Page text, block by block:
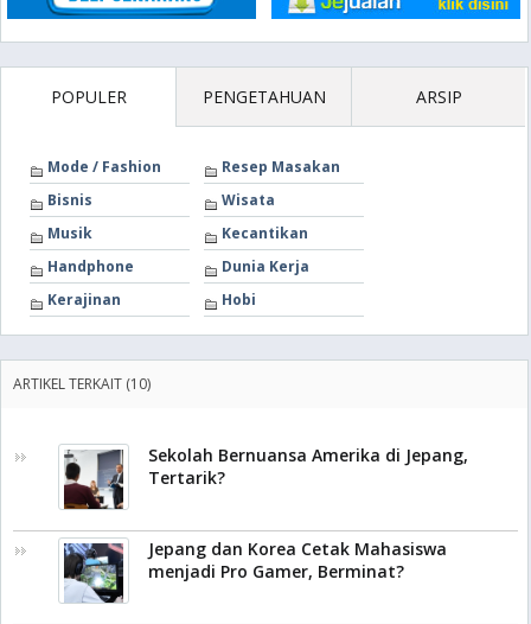
POPULER PENGETAHUAN ARSIP
Mode / Fashion
Resep Masakan
Bisnis
Wisata
Musik
Kecantikan
Handphone
Dunia Kerja
Kerajinan
Hobi
ARTIKEL TERKAIT (10)
Sekolah Bernuansa Amerika di Jepang,
Tertarik?
Jepang dan Korea Cetak Mahasiswa
menjadi Pro Gamer, Berminat?